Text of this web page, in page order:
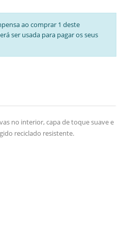
ao comprar 1 deste
ser usada para pagar os seus
no interior, capa de toque suave e
reciclado resistente.